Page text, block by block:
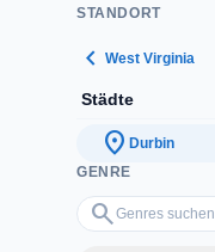
STANDORT
chevron_left West Virginia
Städte
location_on Durbin
GENRE
search
Genres suchen…